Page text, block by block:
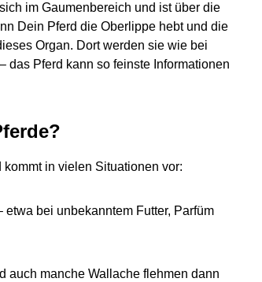
im Gaumenbereich und ist über die
Dein Pferd die Oberlippe hebt und die
Organ. Dort werden sie wie bei
das Pferd kann so feinste Informationen
in vielen Situationen vor:
etwa bei unbekanntem Futter, Parfüm
auch manche Wallache flehmen dann